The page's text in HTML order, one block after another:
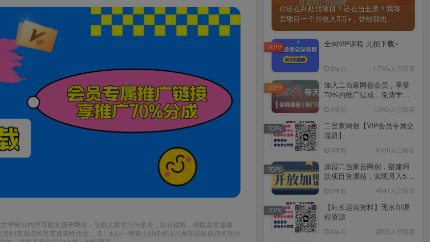
章部分内容可能来源于网络，仅供大家学习与参考，如有侵权，请联系客服微
同其观点和对其真实性负责。 5：本站一律禁止以任何方式发布或转载任何违法
你还在到处找项目？还在当韭菜？我靠
卖项目一个月收入5万+，曾经我也...
全网VIP课程 无损下载~
2年前 1.7W+人已阅读
TOP2
加入二当家网创会员，享受
70%的推广提成，免费学习
大神。
3年前 1.3W+人已阅读
TOP3
二当家网创【VIP会员专属交
流群】
3年前 9166人已阅读
TOP4
加盟二当家云网创，搭建同
款项目资源站，实现月入5万
3年前 4641人已阅读
TOP5
【站长运营资料】无水印课
程资源
3年前 2893人已阅读
TOP6